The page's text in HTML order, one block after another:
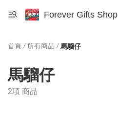
Forever Gifts Shop
首頁 / 所有商品 / 馬騮仔
馬騮仔
2項 商品